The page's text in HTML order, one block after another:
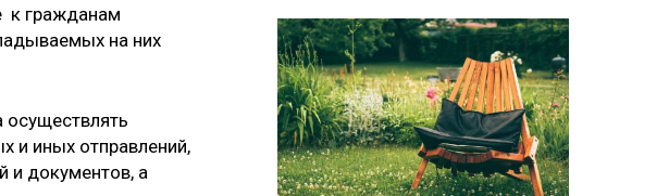
к гражданам
на них
осуществлять
и иных отправлений,
и документов, а